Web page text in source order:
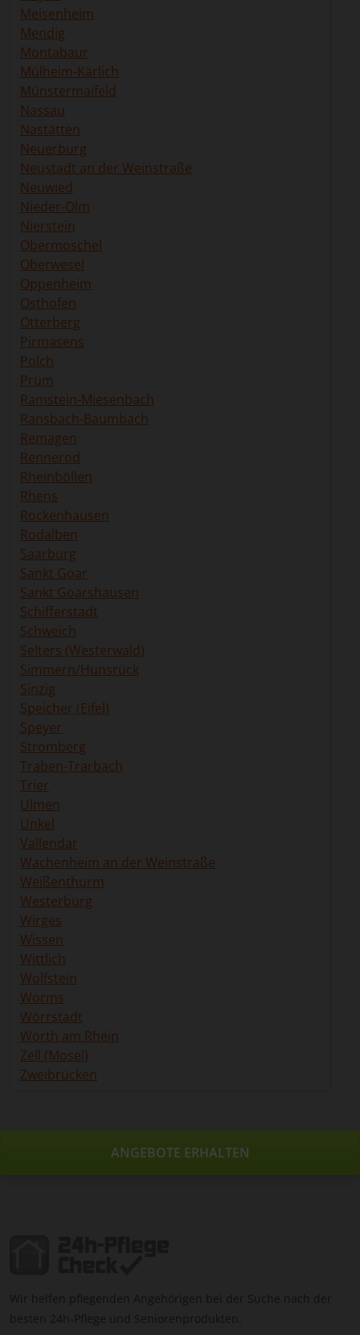
Meisenheim
Mendig
Montabaur
Mülheim-Kärlich
Münstermaifeld
Nassau
Nastätten
Neuerburg
Neustadt an der Weinstraße
Neuwied
Nieder-Olm
Nierstein
Obermoschel
Oberwesel
Oppenheim
Osthofen
Otterberg
Pirmasens
Polch
Prüm
Ramstein-Miesenbach
Ransbach-Baumbach
Remagen
Rennerod
Rheinböllen
Rhens
Rockenhausen
Rodalben
Saarburg
Sankt Goar
Sankt Goarshausen
Schifferstadt
Schweich
Selters (Westerwald)
Simmern/Hunsrück
Sinzig
Speicher (Eifel)
Speyer
Stromberg
Traben-Trarbach
Trier
Ulmen
Unkel
Vallendar
Wachenheim an der Weinstraße
Weißenthurm
Westerburg
Wirges
Wissen
Wittlich
Wolfstein
Worms
Wörrstadt
Wörth am Rhein
Zell (Mosel)
Zweibrücken
ANGEBOTE ERHALTEN
Wir helfen pflegenden Angehörigen bei der Suche nach der
besten 24h-Pflege und Seniorenprodukten.